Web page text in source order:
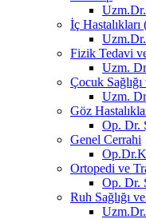
İç
Fizik Tedavi
Uzm.
Çocuk Sağlığı
Uzm.
Göz
Op. Dr.
Genel Cerrahi
Ortopedi ve
Op. Dr.
Ruh Sağlığı